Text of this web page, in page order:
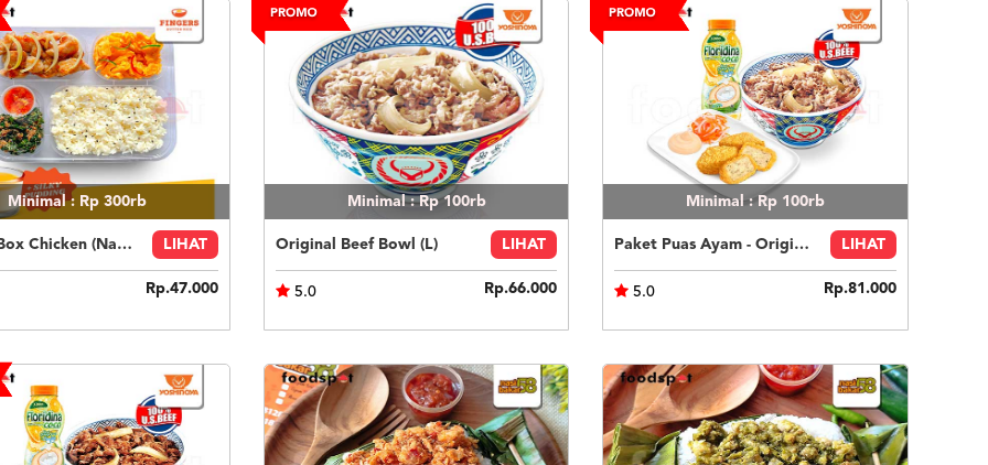
Minimal : Rp 300rb
Fingers Box Chicken (Nasi Putih) Silky Pudding LIHAT
Rp.47.000
Minimal : Rp 100rb
Original Beef Bowl (L) LIHAT
5.0 Rp.66.000
Minimal : Rp 100rb
Paket Puas Ayam - Original Beef Paket Puas (R) LIHAT
5.0 Rp.81.000